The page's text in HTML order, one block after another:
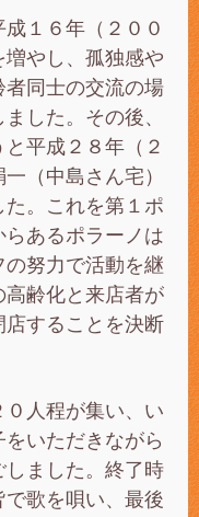
１６年（２００
増やし、孤独感や
同士の交流の場
した。その後、
平成２８年（２
（中島さん宅）
。これを第１ポ
あるポラーノは
努力で活動を継
齢化と来店者が
することを決断
人程が集い、い
いただきながら
ました。終了時
歌を唄い、最後